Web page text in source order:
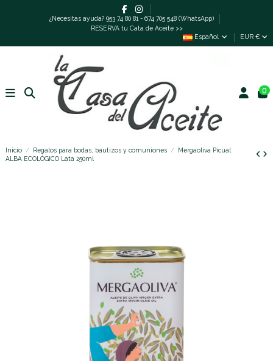
¿Necesitas ayuda? 953 74 80 81 - 674 705 548 (WhatsApp)
RESERVA tu Cata de Aceite >>
Español
EUR €
0
Inicio Regalos para bodas, bautizos y comuniones
Mergaoliva Picual
ALBA ECOLÓGICO Lata 250ml